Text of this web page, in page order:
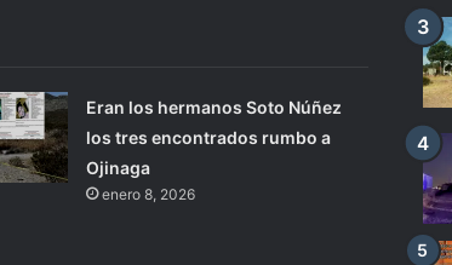
Eran los hermanos Soto Núñez
los tres encontrados rumbo a
Ojinaga
enero 8, 2026